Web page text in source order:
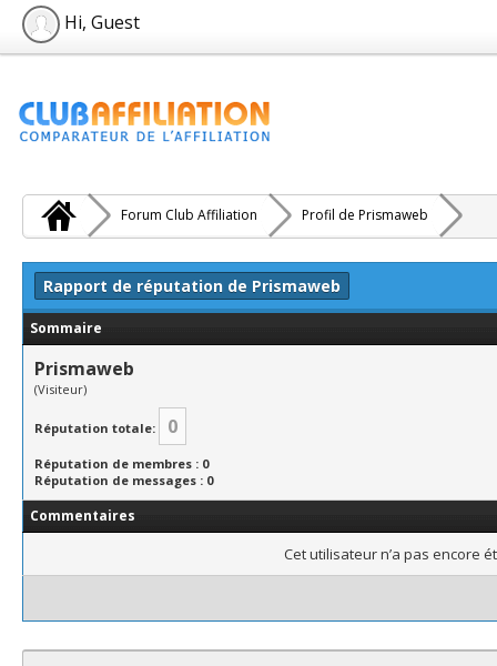
Hi, Guest
Forum Club Affiliation Profil de Prismaweb
Rapport de réputation de Prismaweb
Sommaire
Prismaweb
(Visiteur)
Réputation totale: 0
Réputation de membres : 0
Réputation de messages : 0
Commentaires
Cet utilisateur n’a pas encore